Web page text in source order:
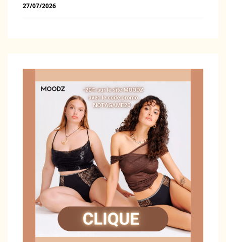
27/07/2026